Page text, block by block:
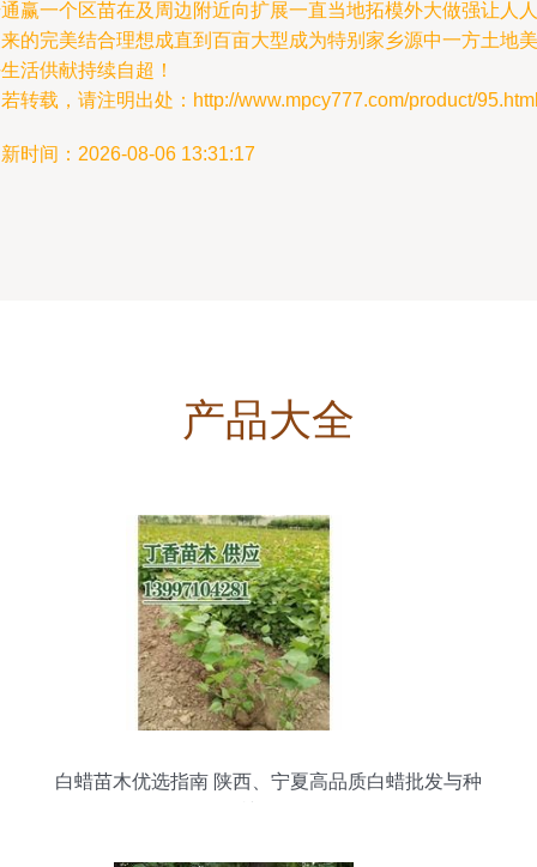
赢一个区苗在及周边附近向扩展一直当地拓模外大做强让人人
的完美结合理想成直到百亩大型成为特别家乡源中一方土地美
活供献持续自超！
转载，请注明出处：http://www.mpcy777.com/product/
时间：2026-08-06 13:31:17
产品大全
白蜡苗木优选指南 陕西、宁夏高品质白蜡批发与种